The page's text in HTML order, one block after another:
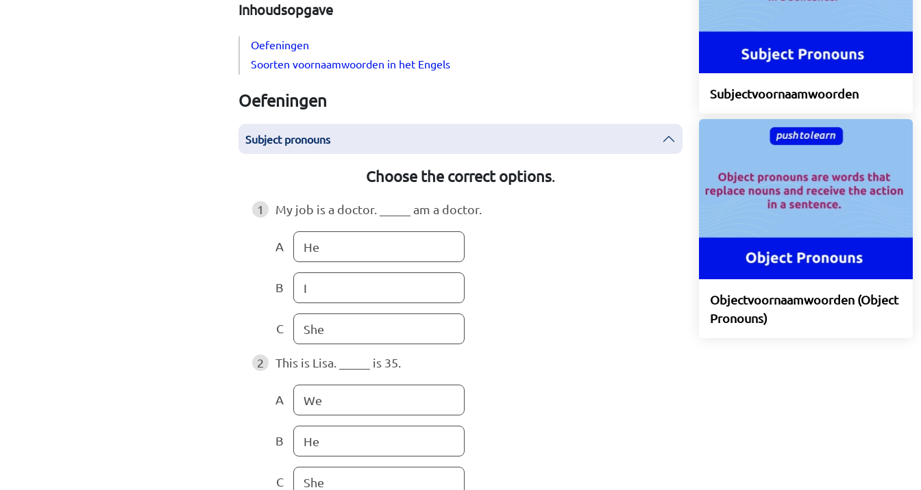
Inhoudsopgave
Oefeningen
Soorten voornaamwoorden in het Engels
Oefeningen
Subject pronouns
Choose the correct options.
1 My job is a doctor. _____ am a doctor.
A He
B I
C She
2 This is Lisa. _____ is 35.
A We
B He
C She
Subjectvoornaamwoorden
Objectvoornaamwoorden (Object
Pronouns)